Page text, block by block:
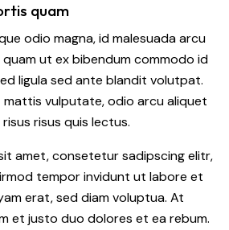
quam
odio magna, id malesuada arcu
ut ex bibendum commodo id
ligula sed ante blandit volutpat.
mattis vulputate, odio arcu aliquet
risus quis lectus.
amet, consetetur sadipscing elitr,
tempor invidunt ut labore et
erat, sed diam voluptua. At
et justo duo dolores et ea rebum.